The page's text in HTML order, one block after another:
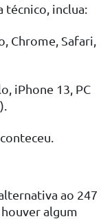
técnico, inclua:
Chrome, Safari,
iPhone 13, PC
ao 247
algum